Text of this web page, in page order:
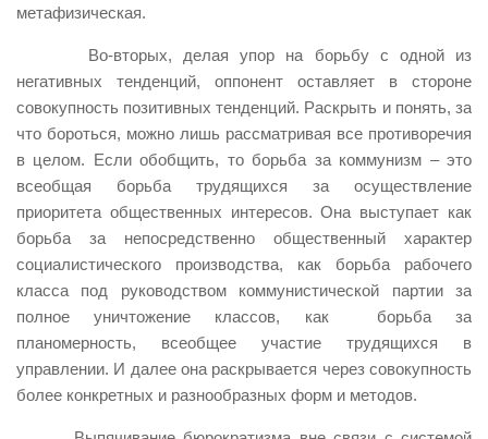
метафизическая.
Во-вторых, делая упор на борьбу с одной из
негативных тенденций, оппонент оставляет в стороне
совокупность позитивных тенденций. Раскрыть и понять, за
что бороться, можно лишь рассматривая все противоречия
в целом. Если обобщить, то борьба за коммунизм – это
всеобщая борьба трудящихся за осуществление
приоритета общественных интересов. Она выступает как
борьба за непосредственно общественный характер
социалистического производства, как борьба рабочего
класса под руководством коммунистической партии за
полное уничтожение классов, как борьба за
планомерность, всеобщее участие трудящихся в
управлении. И далее она раскрывается через совокупность
более конкретных и разнообразных форм и методов.